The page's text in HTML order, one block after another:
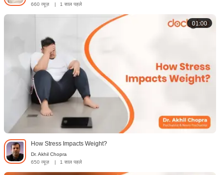
660 व्यूज़
| 1 साल पहले
01:00
How Stress Impacts Weight?
Dr. Akhil Chopra
650 व्यूज़
| 1 साल पहले